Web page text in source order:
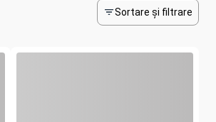
Sortare și filtrare